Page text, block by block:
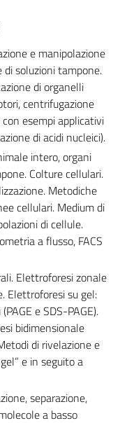
e manipolazione
di soluzioni tampone.
di organelli
centrifugazione
esempi applicativi
di acidi nucleici).
intero, organi
Colture cellulari.
Metodiche
cellulari. Medium di
di cellule.
a flusso, FACS
Elettroforesi zonale
Elettroforesi su gel:
e SDS-PAGE).
bidimensionale
di rivelazione e
e in seguito a
separazione,
a basso